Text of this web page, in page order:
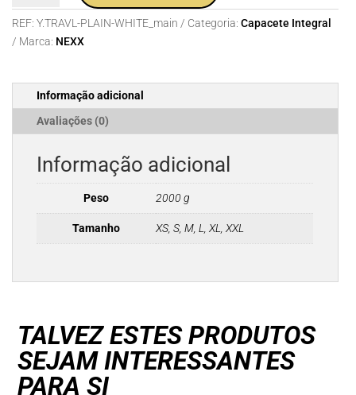
Capacete
NEXX
Y.TRAVL
WHITE
REF: Y.TRAVL-PLAIN-WHITE_main Categoria: Capacete Integral
Marca: NEXX
Informação adicional
Avaliações (0)
Informação adicional
Peso 2000 g
Tamanho XS, S, M, L, XL, XXL
TALVEZ ESTES PRODUTOS
SEJAM INTERESSANTES
PARA SI